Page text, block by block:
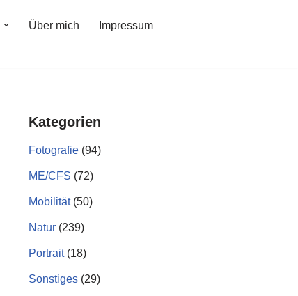
Über mich
Impressum
Kategorien
Fotografie (94)
ME/CFS (72)
Mobilität(50)
Natur (239)
Portrait(18)
Sonstiges (29)